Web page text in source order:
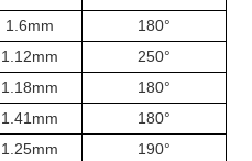
1.6mm
180°
1.12mm
250°
1.18mm
180°
1.41mm
180°
1.25mm
190°